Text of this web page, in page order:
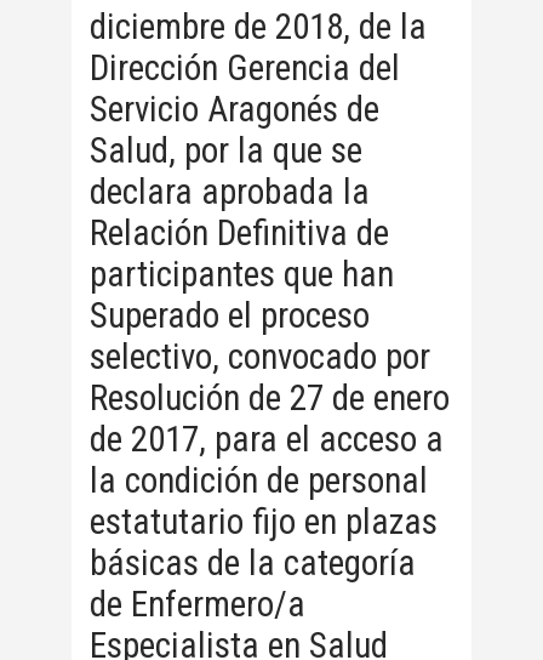
diciembre de 2018, de la
Dirección Gerencia del
Servicio Aragonés de
Salud, por la que se
declara aprobada la
Relación Definitiva de
participantes que han
Superado el proceso
selectivo, convocado por
Resolución de 27 de enero
de 2017, para el acceso a
la condición de personal
estatutario fijo en plazas
básicas de la categoría
de Enfermero/a
Especialista en Salud